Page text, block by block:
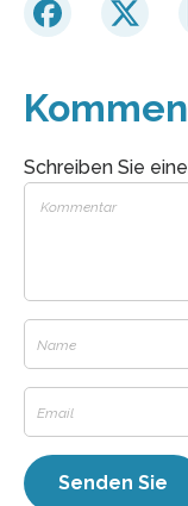
Schreiben Sie